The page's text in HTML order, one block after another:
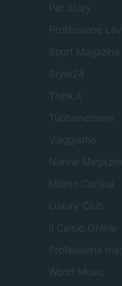
Pet Story
Professione
Sport Magazine
Style24
Think.it
Tuobenessere
Viaggiamo
Nonne Magazine
Milano Cortina
Luxury Club
Il Calcio Online
Professione
World Music